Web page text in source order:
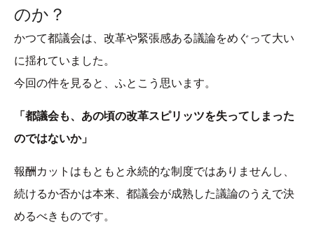
のか？
かつて都議会は、改革や緊張感ある議論をめぐって大い
に揺れていました。
今回の件を見ると、ふとこう思います。
「都議会も、あの頃の改革スピリッツを失ってしまった
のではないか」
報酬カットはもともと永続的な制度ではありませんし、
続けるか否かは本来、都議会が成熟した議論のうえで決
めるべきものです。